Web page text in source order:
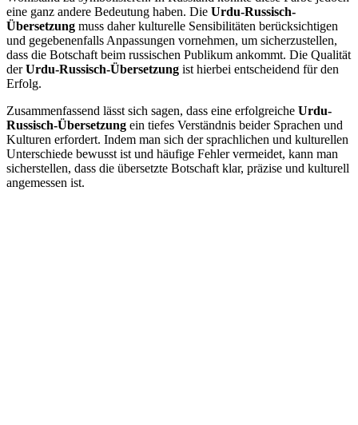
eine ganz andere Bedeutung haben. Die Urdu-Russisch-
Übersetzung muss daher kulturelle Sensibilitäten berücksichtigen
und gegebenenfalls Anpassungen vornehmen, um sicherzustellen,
dass die Botschaft beim russischen Publikum ankommt. Die Qualität
derUrdu-Russisch-Übersetzung ist hierbei entscheidend für den
Erfolg.
Zusammenfassend lässt sich sagen, dass eine erfolgreiche Urdu-
Russisch-Übersetzung ein tiefes Verständnis beider Sprachen und
Kulturen erfordert. Indem man sich der sprachlichen und kulturellen
Unterschiede bewusst ist und häufige Fehler vermeidet, kann man
sicherstellen, dass die übersetzte Botschaft klar, präzise und kulturell
angemessen ist.